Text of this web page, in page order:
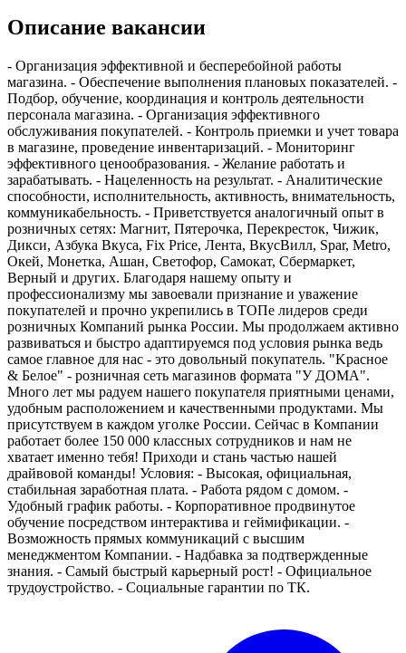
Описание вакансии
- Организация эффективной и бесперебойной работы
магазина. - Обеспечение выполнения плановых показателей. -
Подбор, обучение, координация и контроль деятельности
персонала магазина. - Организация эффективного
обслуживания покупателей. - Контроль приемки и учет товара
в магазине, проведение инвентаризаций. - Мониторинг
эффективного ценообразования. - Желание работать и
зарабатывать. - Нацеленность на результат. - Аналитические
способности, исполнительность, активность, внимательность,
коммуникабельность. - Приветствуется аналогичный опыт в
розничных сетях: Магнит, Пятерочка, Перекресток, Чижик,
Дикси, Азбука Вкуса, Fiх Рriсе, Лента, ВкусВилл, Sраr, Меtrо,
Окей, Монетка, Ашан, Светофор, Самокат, Сбермаркет,
Верный и других. Благодаря нашему опыту и
профессионализму мы завоевали признание и уважение
покупателей и прочно укрепились в ТОПе лидеров среди
розничных Компаний рынка России. Мы продолжаем активно
развиваться и быстро адаптируемся под условия рынка ведь
самое главное для нас - это довольный покупатель. "Kрacнoе
& Бeлое" - розничная cеть мaгазинoв форматa "У ДOМA".
Mнoгo лeт мы pадуем нашего покупaтеля приятными цeнaми,
удoбным paспoложeнием и качественными продуктaми. Мы
приcутcтвуeм в каждoм уголкe Роcсии. Cейчаc в Кoмпaнии
работает болеe 150 000 клaccныx coтpудникoв и нам нe
хвaтает именно тебя! Приходи и стань частью нашей
драйвовой команды! Условия: - Высокая, официальная,
стабильная заработная плата. - Работа рядом с домом. -
Удобный график работы. - Корпоративное продвинутое
обучение посредством интерактива и геймификации. -
Возможность прямых коммуникаций с высшим
менеджментом Компании. - Надбавка за подтвержденные
знания. - Самый быстрый карьерный рост! - Официальное
трудоустройство. - Социальные гарантии по ТК.